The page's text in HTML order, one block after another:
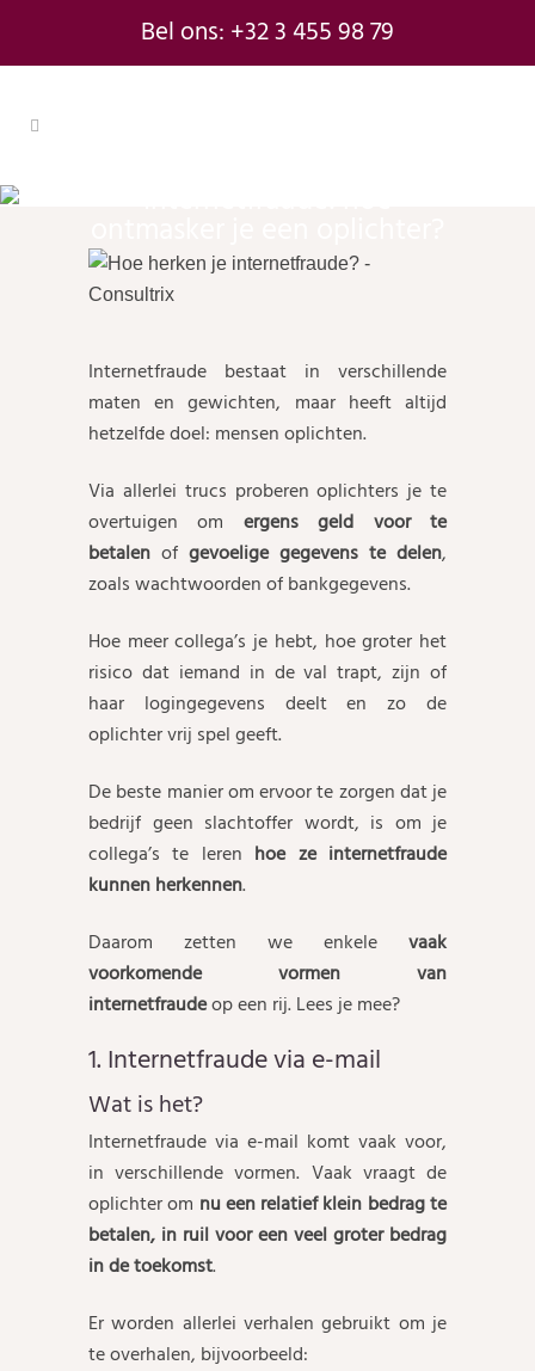
Bel ons: +32 3 455 98 79
Internetfraude bestaat in verschillende
maten en gewichten, maar heeft altijd
hetzelfde doel: mensen oplichten.
Via allerlei trucs proberen oplichters je te
overtuigen om ergens geld voor te
betalen of gevoelige gegevens te delen,
zoals wachtwoorden of bankgegevens.
Hoe meer collega’s je hebt, hoe groter het
risico dat iemand in de val trapt, zijn of
haar logingegevens deelt en zo de
oplichter vrij spel geeft.
De beste manier om ervoor te zorgen dat je
bedrijf geen slachtoffer wordt, is om je
collega’s te leren hoe ze internetfraude
kunnen herkennen.
Daarom zetten we enkele vaak
voorkomende vormen van
internetfraudeop een rij. Lees je mee?
1. Internetfraude via e-mail
Wat is het?
Internetfraude via e-mail komt vaak voor,
in verschillende vormen. Vaak vraagt de
oplichter om nu een relatief klein bedrag te
betalen, in ruil voor een veel groter bedrag
in de toekomst.
Er worden allerlei verhalen gebruikt om je
te overhalen, bijvoorbeeld: